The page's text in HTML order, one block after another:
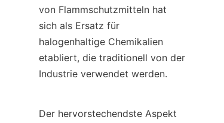
von Flammschutzmitteln hat
sich als Ersatz für
halogenhaltige Chemikalien
etabliert, die traditionell von der
Industrie verwendet werden.
Der hervorstechendste Aspekt